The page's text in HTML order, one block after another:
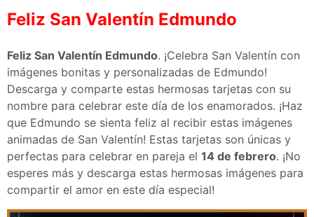
Feliz San Valentín Edmundo
Feliz San Valentín Edmundo. ¡Celebra San Valentín con
imágenes bonitas y personalizadas de Edmundo!
Descarga y comparte estas hermosas tarjetas con su
nombre para celebrar este día de los enamorados. ¡Haz
que Edmundo se sienta feliz al recibir estas imágenes
animadas de San Valentín! Estas tarjetas son únicas y
perfectas para celebrar en pareja el 14 de febrero. ¡No
esperes más y descarga estas hermosas imágenes para
compartir el amor en este día especial!